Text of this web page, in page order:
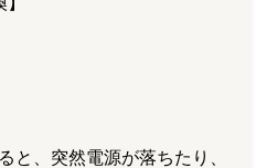
と、突然電源が落ちたり、